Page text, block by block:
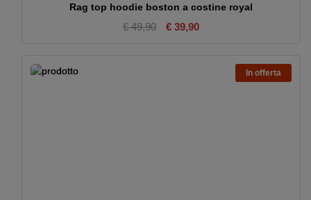
Rag top hoodie boston a costine royal
€ 49,90 € 39,90
In offerta